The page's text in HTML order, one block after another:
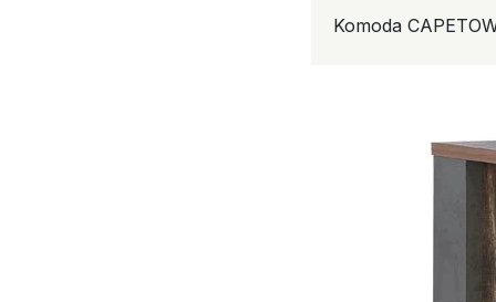
Komoda